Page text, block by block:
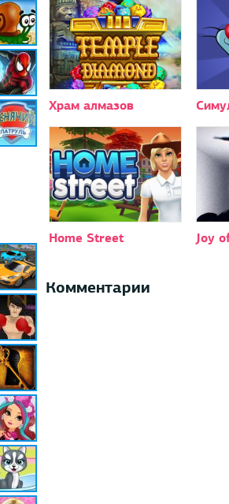
Храм алмазов
Home Street Joy
Комментарии